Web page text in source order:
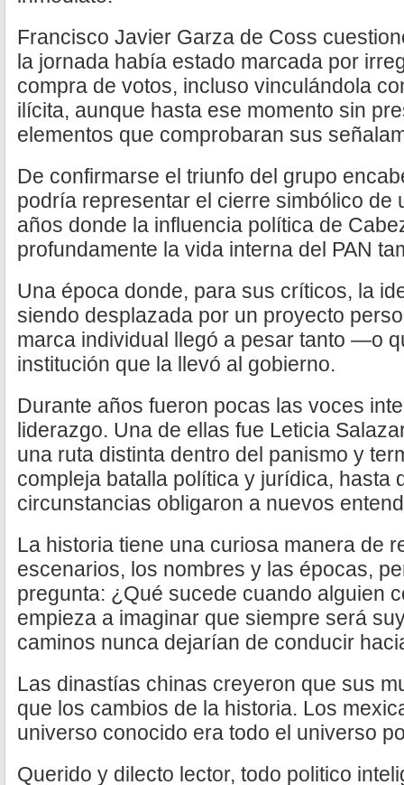
Francisco Javier Garza de Coss
la jornada había estado marcada por
compra de votos, incluso vinculándola
ilícita, aunque hasta ese momento sin
elementos que comprobaran sus
De confirmarse el triunfo del grupo
podría representar el cierre simbólico de
años donde la influencia política de
profundamente la vida interna del PAN
Una época donde, para sus críticos, la
siendo desplazada por un proyecto
marca individual llegó a pesar tanto —o
institución que la llevó al gobierno.
Durante años fueron pocas las voces
liderazgo. Una de ellas fue Leticia
una ruta distinta dentro del panismo y
compleja batalla política y jurídica, hasta
circunstancias obligaron a nuevos
La historia tiene una curiosa manera de
escenarios, los nombres y las épocas,
pregunta: ¿Qué sucede cuando alguien
empieza a imaginar que siempre será
caminos nunca dejarían de conducir
Las dinastías chinas creyeron que sus
que los cambios de la historia. Los
universo conocido era todo el universo
Querido y dilecto lector, todo politico